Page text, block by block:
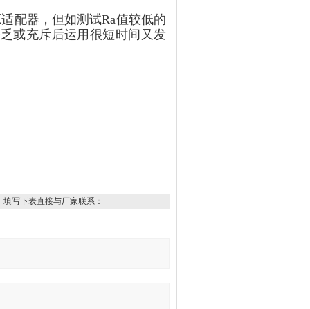
配器，但如测试Ra值较低的
或充斥后运用很短时间又发
写下表直接与厂家联系：